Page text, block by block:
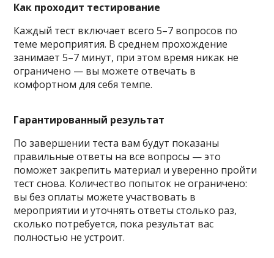
Как проходит тестирование
Каждый тест включает всего 5–7 вопросов по
теме мероприятия. В среднем прохождение
занимает 5–7 минут, при этом время никак не
ограничено — вы можете отвечать в
комфортном для себя темпе.
Гарантированный результат
По завершении теста вам будут показаны
правильные ответы на все вопросы — это
поможет закрепить материал и уверенно пройти
тест снова. Количество попыток не ограничено:
вы без оплаты можете участвовать в
мероприятии и уточнять ответы столько раз,
сколько потребуется, пока результат вас
полностью не устроит.